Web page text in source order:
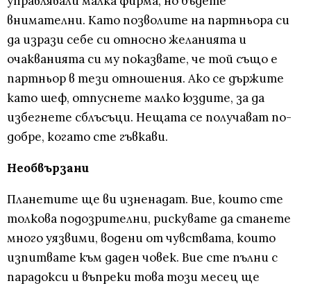
внимателни. Като позволите на партньора си
да изрази себе си относно желанията и
очакванията си му показвате, че той също е
партньор в тези отношения. Ако се държите
като шеф, отпуснете малко юздите, за да
избегнете сблъсъци. Нещата се получават по-
добре, когато сте гъвкави.
Необвързани
Планетите ще ви изненадат. Вие, които сте
толкова подозрителни, рискувате да станете
много уязвими, водени от чувствата, които
изпитвате към даден човек. Вие сте пълни с
парадокси и въпреки това този месец ще